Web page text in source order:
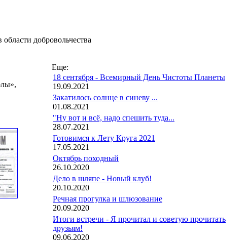
добровольчества
Еще:
18 сентября - Всемирный День Чистоты Планеты
19.09.2021
Закатилось солнце в синеву ...
01.08.2021
"Ну вот и всё, надо спешить туда...
28.07.2021
Готовимся к Лету Круга 2021
17.05.2021
Октябрь походный
26.10.2020
Дело в шляпе - Новый клуб!
20.10.2020
Речная прогулка и шлюзование
20.09.2020
Итоги встречи - Я прочитал и советую прочитать
друзьям!
09.06.2020